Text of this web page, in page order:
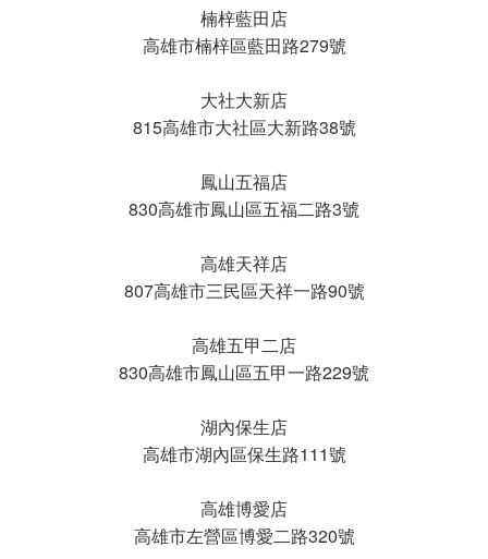
楠梓藍田店
高雄市楠梓區藍田路279號
大社大新店
815高雄市大社區大新路38號
鳳山五福店
830高雄市鳳山區五福二路3號
高雄天祥店
807高雄市三民區天祥一路90號
高雄五甲二店
830高雄市鳳山區五甲一路229號
湖內保生店
高雄市湖內區保生路111號
高雄博愛店
高雄市左營區博愛二路320號